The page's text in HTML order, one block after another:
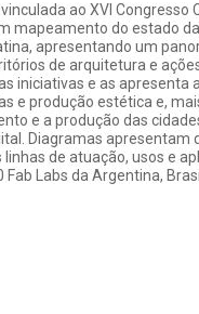
ao XVI Congresso
mapeamento do estado
apresentando um
de arquitetura e
iniciativas e as apresenta
e produção estética e,
e a produção das
Diagramas apresentam
de atuação, usos e
Labs da Argentina,